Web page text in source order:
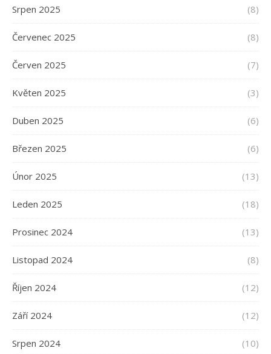
Srpen 2025 (8)
Červenec 2025 (8)
Červen 2025 (7)
Květen 2025 (3)
Duben 2025 (6)
Březen 2025 (6)
Únor 2025 (13)
Leden 2025 (18)
Prosinec 2024 (13)
Listopad 2024 (8)
Říjen 2024 (12)
Září 2024 (12)
Srpen 2024 (10)